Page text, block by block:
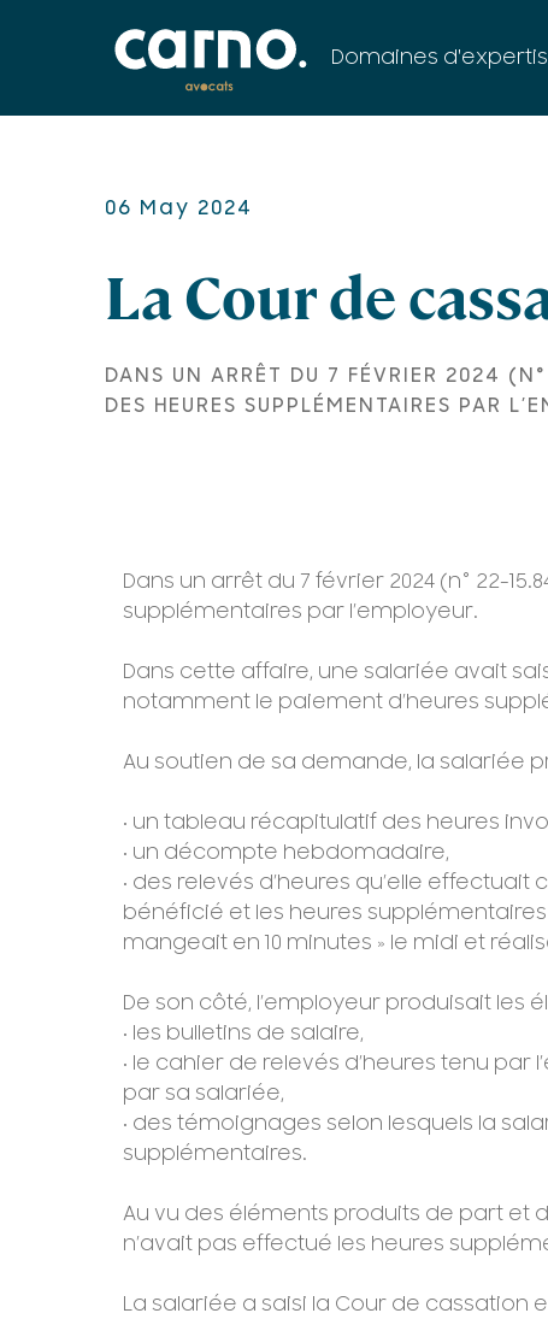
Domaines
06 May 2024
La Cour de
DANS UN ARRÊT DU 7 FÉVRIER 2024
DES HEURES SUPPLÉMENTAIRES PAR
Dans un arrêt du 7 février 2024 (n° 22-
supplémentaires par l’employeur.
Dans cette affaire, une salariée avait
notamment le paiement d’heures
Au soutien de sa demande, la salariée
• un tableau récapitulatif des heures
• un décompte hebdomadaire,
• des relevés d’heures qu’elle
bénéficié et les heures
mangeait en 10 minutes » le midi et
De son côté, l’employeur produisait les
• les bulletins de salaire,
• le cahier de relevés d’heures tenu
par sa salariée,
• des témoignages selon lesquels la
supplémentaires.
Au vu des éléments produits de part et
n’avait pas effectué les heures
La salariée a saisi la Cour de cassation